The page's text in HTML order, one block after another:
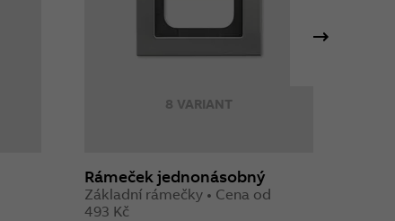
8 VARIANT
Rámeček jednonásobný
Základní rámečky • Cena od
493 Kč